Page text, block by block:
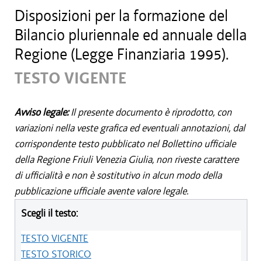
Disposizioni per la formazione del
Bilancio pluriennale ed annuale della
Regione (Legge Finanziaria 1995).
TESTO VIGENTE
Avviso legale:Il presente documento è riprodotto, con
variazioni nella veste grafica ed eventuali annotazioni, dal
corrispondente testo pubblicato nel Bollettino ufficiale
della Regione Friuli Venezia Giulia, non riveste carattere
di ufficialità e non è sostitutivo in alcun modo della
pubblicazione ufficiale avente valore legale.
Scegli il testo:
TESTO VIGENTE
TESTO STORICO